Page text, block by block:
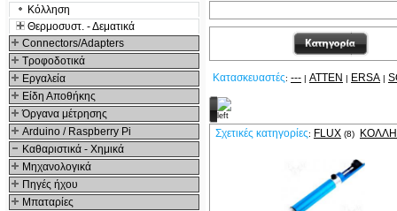
Κόλληση
Θερμοσυστ. - Δεματικά
Connectors/Adapters
Τροφοδοτικά
Εργαλεία
Είδη Αποθήκης
Όργανα μέτρησης
Arduino / Raspberry Pi
Καθαριστικά - Χημικά
Μηχανολογικά
Πηγές ήχου
Μπαταρίες
Κατασκευαστές: --- | ATTEN | ERSA |
Σχετικές κατηγορίες: FLUX (8)